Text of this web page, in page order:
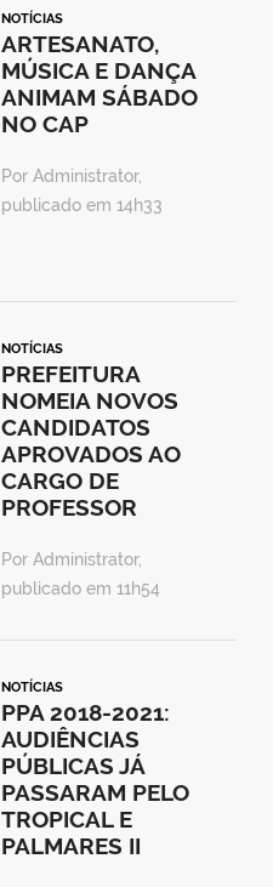
NOTÍCIAS
ARTESANATO,
MÚSICA E DANÇA
ANIMAM SÁBADO
NO CAP
Por Administrator,
publicado em 14h33
NOTÍCIAS
PREFEITURA
NOMEIA NOVOS
CANDIDATOS
APROVADOS AO
CARGO DE
PROFESSOR
Por Administrator,
publicado em 11h54
NOTÍCIAS
PPA 2018-2021:
AUDIÊNCIAS
PÚBLICAS JÁ
PASSARAM PELO
TROPICAL E
PALMARES II